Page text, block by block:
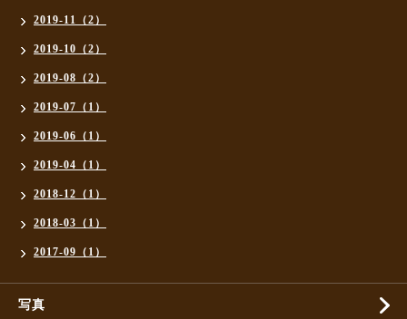
2019-11（2）
2019-10（2）
2019-08（2）
2019-07（1）
2019-06（1）
2019-04（1）
2018-12（1）
2018-03（1）
2017-09（1）
写真